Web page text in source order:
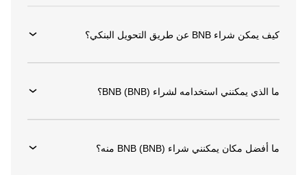
كيف يمكن شراء BNB عن طريق التحويل البنكي؟
ما الذي يمكنني استخدامه لشراء BNB (BNB)؟
ما أفضل مكان يمكنني شراء BNB (BNB) منه؟